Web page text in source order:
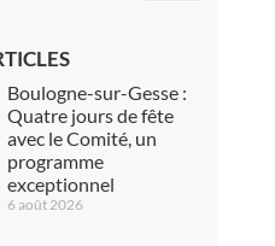
Boulogne-sur-Gesse :
Quatre jours de fête
avec le Comité, un
programme
exceptionnel
6 août 2026